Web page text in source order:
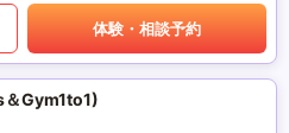
体験・相談予約
＆Gym1to1)